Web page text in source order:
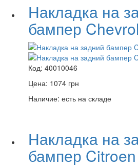
Накладка на
бампер
Код: 40010046
Цена: 1074 грн
Наличие: есть на складе
Накладка на
бампер